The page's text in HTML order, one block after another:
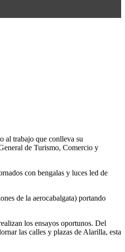
al trabajo que conlleva su
de Turismo, Comercio y
con bengalas y luces led de
de la aerocabalgata) portando
los ensayos oportunos. Del
las calles y plazas de Alarilla, esta